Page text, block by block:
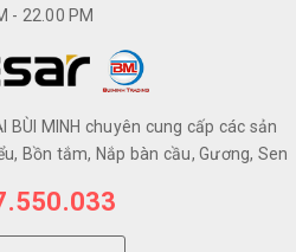
- 22.00 PM
BÙI MINH chuyên cung cấp các sản
Bồn tắm, Nắp bàn cầu, Gương, Sen